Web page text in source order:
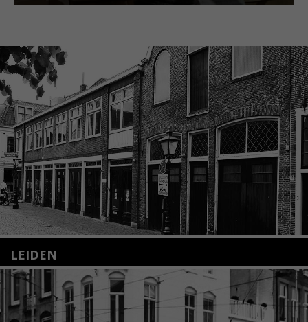
LEIDEN
Nieuwstraat 35
2312 KA Leiden
+31(0)71 – 52 84 480
info@kunsthuisleiden.nl